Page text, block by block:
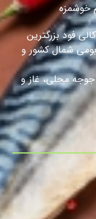
خوشمزه
فود بزرگترین
شمال کشور و
محلی، غاز و